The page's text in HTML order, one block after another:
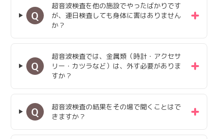
Q
超音波検査を他の施設でやったばかりです
が、連日検査しても身体に害はありません
か？
Q
超音波検査では、金属類（時計・アクセサ
リー・カツラなど）は、外す必要がありま
すか？
Q
超音波検査の結果をその場で聞くことはで
きますか？